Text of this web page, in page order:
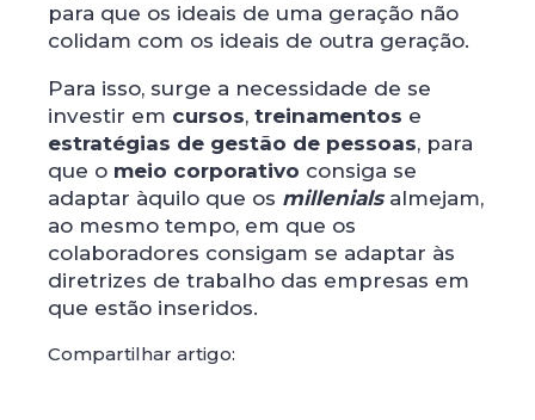
para que os ideais de uma geração não
colidam com os ideais de outra geração.
Para isso, surge a necessidade de se
investir em cursos, treinamentos e
estratégias de gestão de pessoas, para
que o meio corporativo consiga se
adaptar àquilo que os millenialsalmejam,
ao mesmo tempo, em que os
colaboradores consigam se adaptar às
diretrizes de trabalho das empresas em
que estão inseridos.
Compartilhar artigo: